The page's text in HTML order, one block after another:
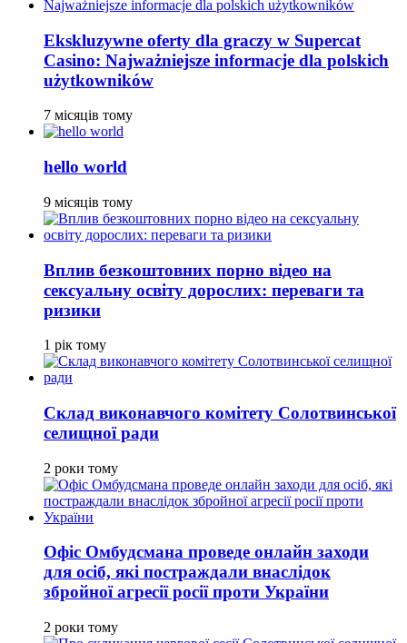
Ekskluzywne oferty dla graczy w Supercat
Casino: Najważniejsze informacje dla polskich
użytkowników
7 місяців тому
hello world
9 місяців тому
Вплив безкоштовних порно відео на
сексуальну освіту дорослих: переваги та
ризики
1 рік тому
Склад виконавчого комітету Солотвинської
селищної ради
2 роки тому
Офіс Омбудсмана проведе онлайн заходи
для осіб, які постраждали внаслідок
збройної агресії росії проти України
2 роки тому